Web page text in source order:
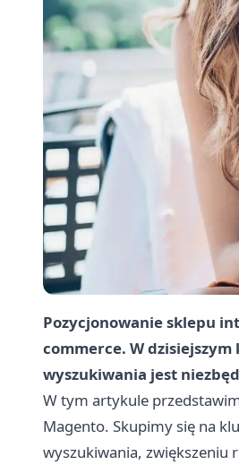
Pozycjonowanie sklepu
commerce. W
wyszukiwania jest
W tym artykule
Magento. Skupimy się na
wyszukiwania, zwiększeniu